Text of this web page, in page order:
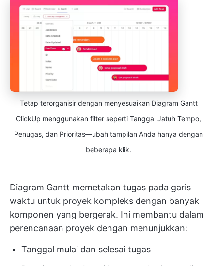
Tetap terorganisir dengan menyesuaikan Diagram Gantt
ClickUp menggunakan filter seperti Tanggal Jatuh Tempo,
Penugas, dan Prioritas—ubah tampilan Anda hanya dengan
beberapa klik.
Diagram Gantt memetakan tugas pada garis
waktu untuk proyek kompleks dengan banyak
komponen yang bergerak. Ini membantu dalam
perencanaan proyek dengan menunjukkan:
Tanggal mulai dan selesai tugas